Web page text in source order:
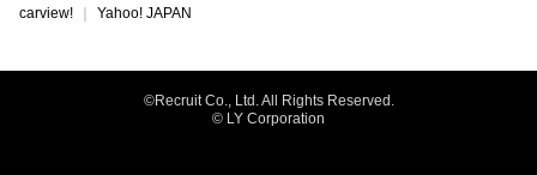
carview! Yahoo! JAPAN
©Recruit Co., Ltd. All Rights Reserved.
© LY Corporation